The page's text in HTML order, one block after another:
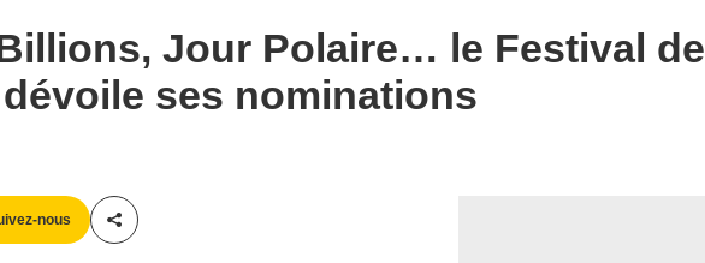
Jour Polaire… le Festival de
ses nominations
nous
Partager cet article
/ BBC